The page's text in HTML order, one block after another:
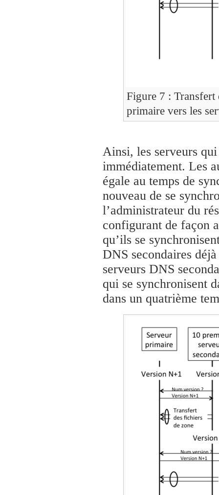
Figure 7 : Transfert
primaire vers les
Ainsi, les serveurs
immédiatement. Les
égale au temps de
nouveau de se
l’administrateur du
configurant de façon
qu’ils se
DNS secondaires
serveurs DNS
qui se synchronisent
dans un quatrième